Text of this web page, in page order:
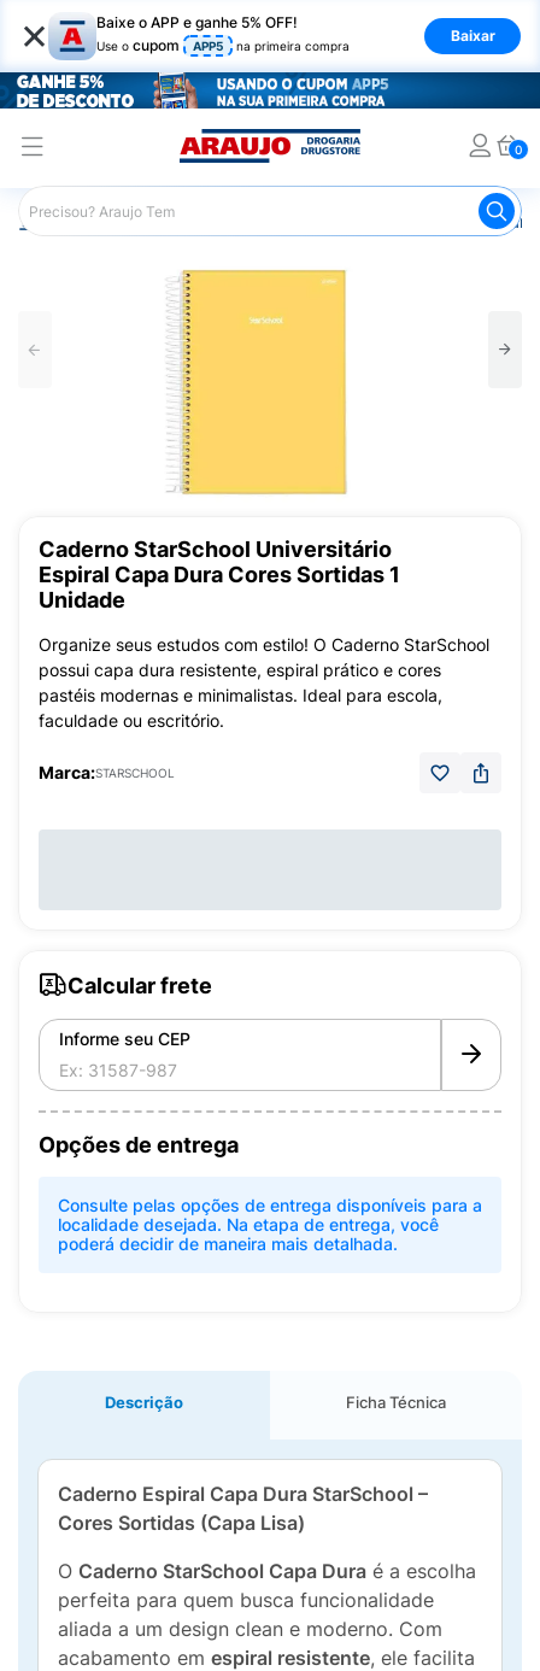
× Baixe o APP e ganhe 5% OFF!
Use o cupom APP5 na primeira compra
Baixar
0
Araujo Mercado Caderno
Caderno StarSchool Universitário
Espiral Capa Dura Cores Sortidas 1
Unidade
Organize seus estudos com estilo! O Caderno StarSchool
possui capa dura resistente, espiral prático e cores
pastéis modernas e minimalistas. Ideal para escola,
faculdade ou escritório.
Marca:STARSCHOOL
Calcular frete
Informe seu CEP
Opções de entrega
Consulte pelas opções de entrega disponíveis para a
localidade desejada. Na etapa de entrega, você
poderá decidir de maneira mais detalhada.
Descrição Ficha Técnica
Caderno Espiral Capa Dura StarSchool –
Cores Sortidas (Capa Lisa)
O Caderno StarSchool Capa Dura é a escolha
perfeita para quem busca funcionalidade
aliada a um design clean e moderno. Com
acabamento em espiral resistente, ele facilita